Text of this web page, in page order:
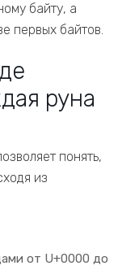
байту, а
первых байтов.
руна
понять,
из
от U+0000 до